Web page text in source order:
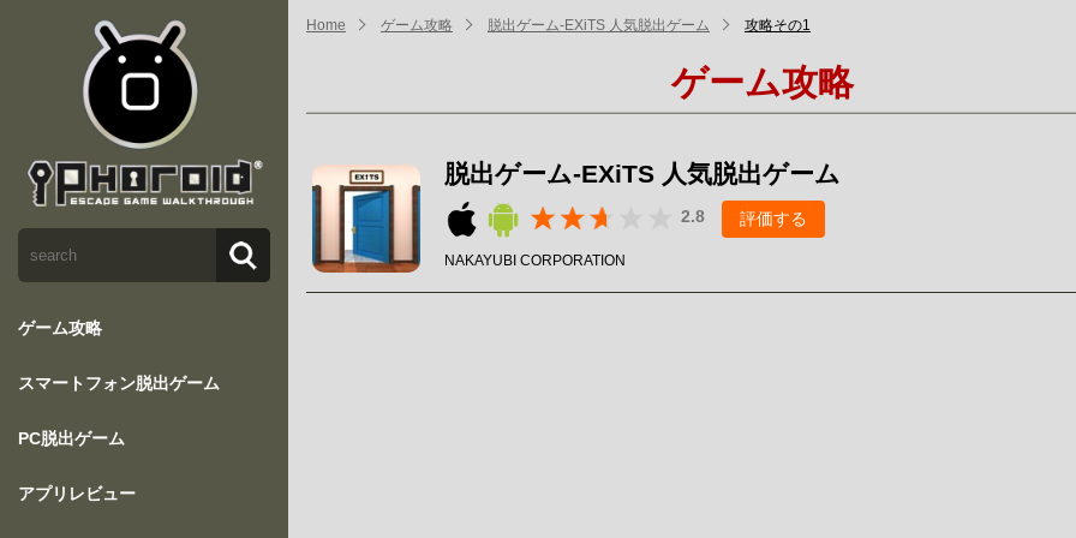
ゲーム攻略
スマートフォン脱出ゲーム
PC脱出ゲーム
アプリレビュー
Home ゲーム攻略 脱出ゲーム-EXiTS 人気脱出ゲーム 攻略その1
ゲーム攻略
脱出ゲーム-EXiTS 人気脱出ゲーム
2.8 評価する
NAKAYUBI CORPORATION